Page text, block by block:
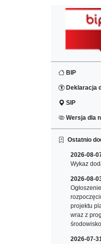
BIP
Deklaracja
SIP
Wersja dla
Ostatnio
2026-08-
Wykaz
2026-08-
projektu
wraz z
środowisko
2026-07-